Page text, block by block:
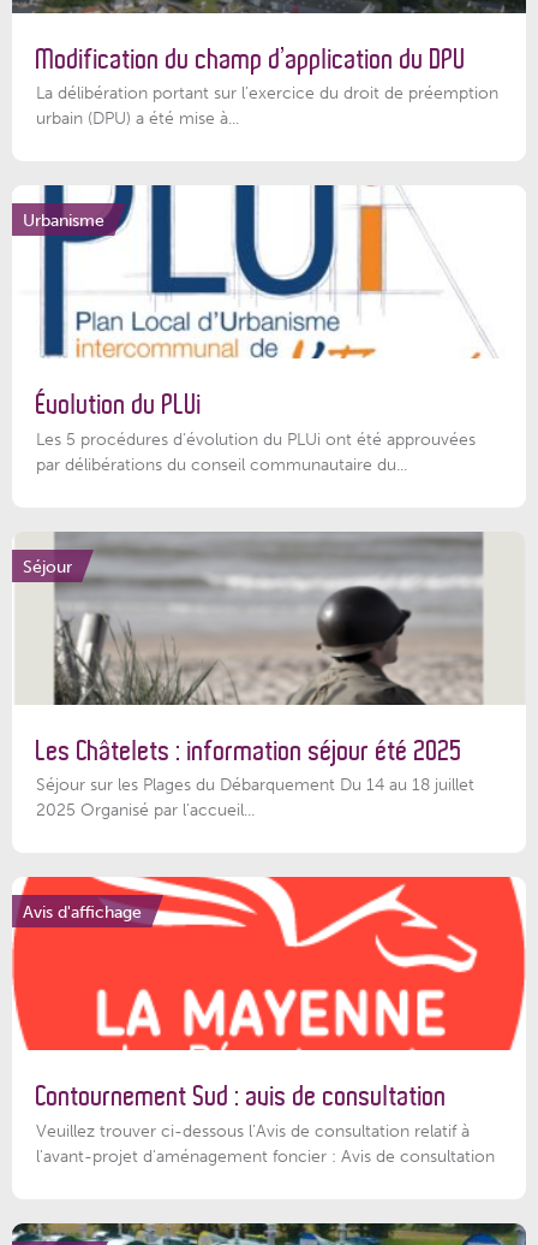
Modification du champ d’application du DPU
La délibération portant sur l’exercice du droit de préemption
urbain (DPU) a été mise à...
Urbanisme
Évolution du PLUi
Les 5 procédures d’évolution du PLUi ont été approuvées
par délibérations du conseil communautaire du...
Séjour
Les Châtelets : information séjour été 2025
Séjour sur les Plages du Débarquement Du 14 au 18 juillet
2025 Organisé par l’accueil...
Avis d'affichage
Contournement Sud : avis de consultation
Veuillez trouver ci-dessous l’Avis de consultation relatif à
l'avant-projet d'aménagement foncier : Avis de consultation